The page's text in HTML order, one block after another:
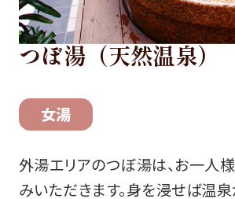
つぼ湯（天然温泉）
女湯
外湯エリアのつぼ湯は、お一人
みいただきます。身を浸せば温